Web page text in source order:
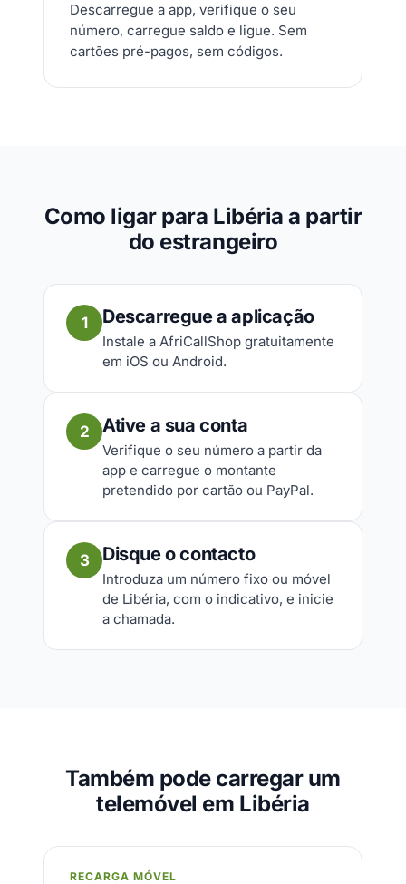
Descarregue a app, verifique o seu
número, carregue saldo e ligue. Sem
cartões pré-pagos, sem códigos.
Como ligar para Libéria a partir
do estrangeiro
1 Descarregue a aplicação
Instale a AfriCallShop gratuitamente
em iOS ou Android.
2 Ative a sua conta
Verifique o seu número a partir da
app e carregue o montante
pretendido por cartão ou PayPal.
3 Disque o contacto
Introduza um número fixo ou móvel
de Libéria, com o indicativo, e inicie
a chamada.
Também pode carregar um
telemóvel em Libéria
RECARGA MÓVEL